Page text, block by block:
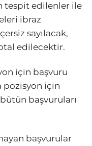
tespit edilenler ile
ibraz
sayılacak,
edilecektir.
için başvuru
pozisyon için
başvuruları
başvurular